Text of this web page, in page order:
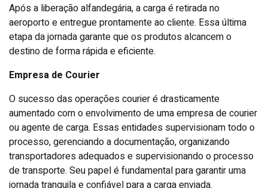
Após a liberação alfandegária, a carga é retirada no
aeroporto e entregue prontamente ao cliente. Essa última
etapa da jornada garante que os produtos alcancem o
destino de forma rápida e eficiente.
Empresa de Courier
O sucesso das operações courier é drasticamente
aumentado com o envolvimento de uma empresa de courier
ou agente de carga. Essas entidades supervisionam todo o
processo, gerenciando a documentação, organizando
transportadores adequados e supervisionando o processo
de transporte. Seu papel é fundamental para garantir uma
jornada tranquila e confiável para a carga enviada.